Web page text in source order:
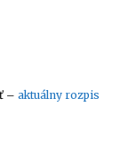
– aktuálny rozpis